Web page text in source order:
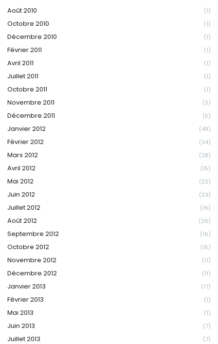
Août 2010 (1)
Octobre 2010 (1)
Décembre 2010 (1)
Février 2011 (1)
Avril 2011 (1)
Juillet 2011 (1)
Octobre 2011 (1)
Novembre 2011 (3)
Décembre 2011 (5)
Janvier 2012 (49)
Février 2012 (34)
Mars 2012 (28)
Avril 2012 (15)
Mai 2012 (22)
Juin 2012 (23)
Juillet 2012 (16)
Août 2012 (26)
Septembre 2012 (16)
Octobre 2012 (15)
Novembre 2012 (11)
Décembre 2012 (11)
Janvier 2013 (17)
Février 2013 (1)
Mai 2013 (1)
Juin 2013 (7)
Juillet 2013 (7)